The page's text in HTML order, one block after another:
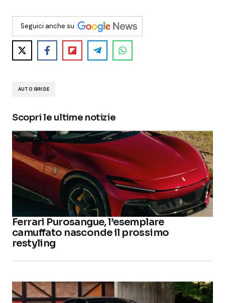
Seguici anche su
AUTO IBRIDE
Scopri le ultime notizie
Ferrari Purosangue, l’esemplare
camuffato nasconde il prossimo
restyling